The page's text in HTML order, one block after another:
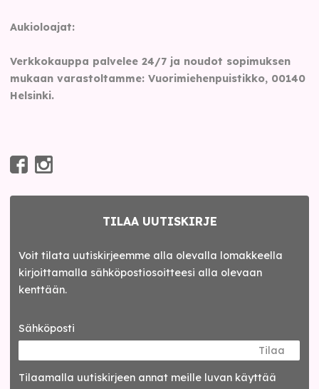
Aukioloajat:
Verkkokauppa palvelee 24/7 ja noudot sopimuksen
mukaan varastoltamme: Vuorimiehenpuistikko, 00140
Helsinki.
TILAA UUTISKIRJE
Voit tilata uutiskirjeemme alla olevalla lomakkeella
kirjoittamalla sähköpostiosoitteesi alla olevaan
kenttään.
Sähköposti
Tilaa
Tilaamalla uutis­kirjeen annat meille luvan käyttää